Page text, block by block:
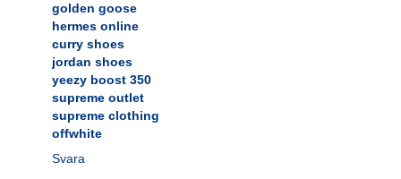
golden goose
hermes online
curry shoes
jordan shoes
yeezy boost 350
supreme outlet
supreme clothing
offwhite
Svara